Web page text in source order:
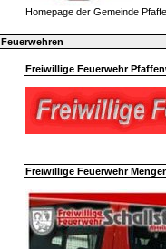
Homepage der Gemeinde
Feuerwehren
Freiwillige Feuerwehr
Freiwillige Feuerwehr